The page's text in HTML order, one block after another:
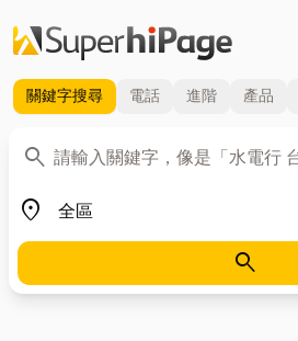
關鍵字搜尋 電話 進階 產品
search
關鍵字
place
地區
search